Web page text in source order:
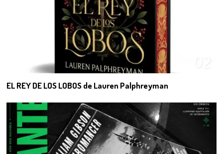
EL REY DE LOS LOBOS de Lauren Palphreyman